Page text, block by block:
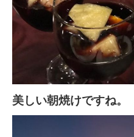
美しい朝焼けですね。